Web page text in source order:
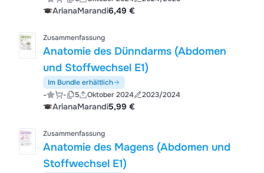
ArianaMarandi6,49 €
Zusammenfassung
Anatomie des Dünndarms (Abdomen
und Stoffwechsel E1)
Im Bundle erhältlich
- - 5 Oktober 2024 2023/2024
ArianaMarandi5,99 €
Zusammenfassung
Anatomie des Magens (Abdomen und
Stoffwechsel E1)